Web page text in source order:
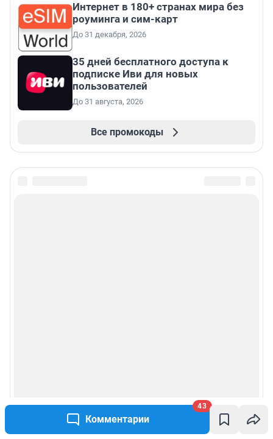
Комментарии
43
Интернет в 180+ странах мира без
роуминга и сим-карт
До 31 декабря, 2026
35 дней бесплатного доступа к
подписке Иви для новых
пользователей
До 31 августа, 2026
Все промокоды